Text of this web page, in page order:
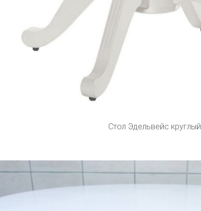
Стол Эдельвейс круглый